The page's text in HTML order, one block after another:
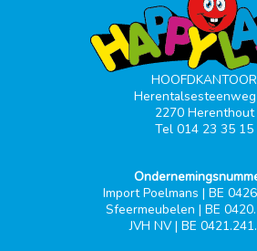
HOOFDKANTOOR
2270 Herenthout
Tel 014 23 35 15
Import Poelmans | BE
Sfeermeubelen | BE
JVH NV | BE